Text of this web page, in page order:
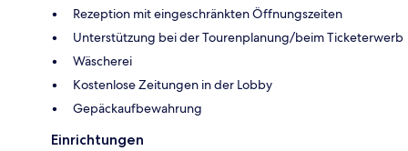
Rezeption mit eingeschränkten Öffnungszeiten
Unterstützung bei der Tourenplanung/beim Ticketerwerb
Wäscherei
Kostenlose Zeitungen in der Lobby
Gepäckaufbewahrung
Einrichtungen